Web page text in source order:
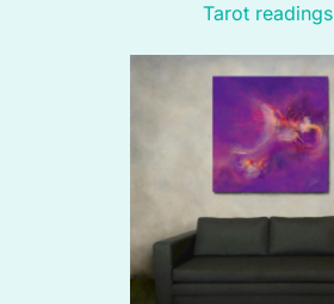
Tarot readings